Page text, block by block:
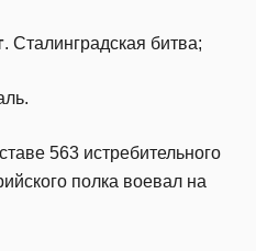
. Сталинградская битва;
563 истребительного
полка воевал на